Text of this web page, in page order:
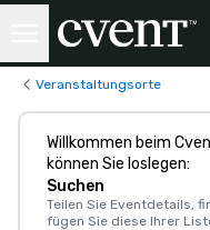
Veranstaltungsorte
Willkommen beim
können Sie loslegen:
Suchen
Teilen Sie Eventdetails,
fügen Sie diese Ihrer